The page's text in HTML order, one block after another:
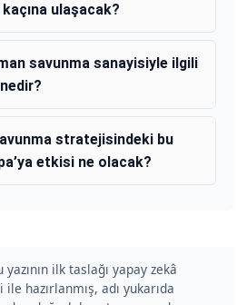
kaçına ulaşacak?
savunma sanayisiyle ilgili
stratejisindeki bu
etkisi ne olacak?
yazının ilk taslağı yapay zekâ
hazırlanmış, adı yukarıda